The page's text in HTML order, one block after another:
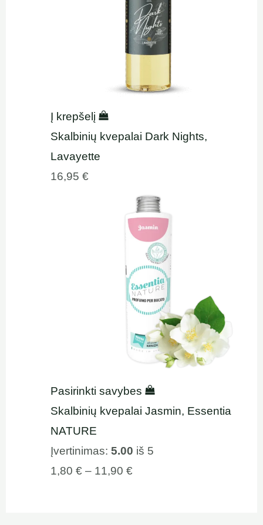
Į krepšelį
Skalbinių kvepalai Dark Nights,
Lavayette
16,95€
Pasirinkti savybes
Skalbinių kvepalai Jasmin, Essentia
NATURE
Įvertinimas:5.00 iš 5
1,80€ – 11,90€